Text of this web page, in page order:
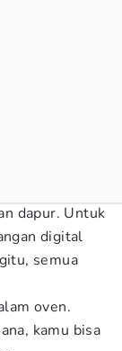
dapur. Untuk
digital
semua
oven.
kamu bisa